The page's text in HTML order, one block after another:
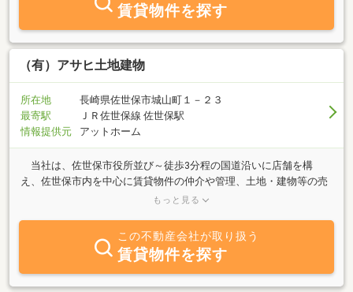
賃貸物件を探す
（有）アサヒ土地建物
所在地
長崎県佐世保市城山町１－２３
最寄駅
ＪＲ佐世保線 佐世保駅
情報提供元
アットホーム
当社は、佐世保市役所並び～徒歩3分程の国道沿いに店舗を構
え、佐世保市内を中心に賃貸物件の仲介や管理、土地・建物等の売
買仲介等、総合不動産として事業を展開しております。賃貸物件
アフターケアで、お客様に快適空間を提供させていただいておりま
す。 明るく元気な接客でご来店をお待ち致しております。どうぞ
お気軽にお問い合わせ下さい！
もっと見る
この不動産会社が取り扱う
賃貸物件を探す